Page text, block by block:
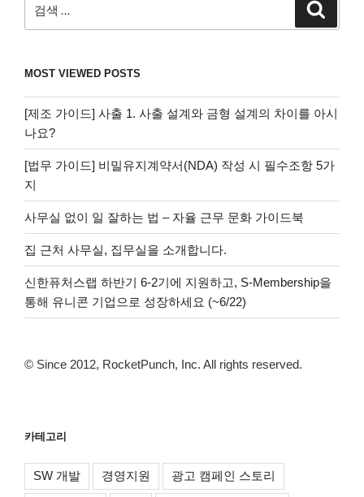
색:
MOST VIEWED POSTS
[제조 가이드] 사출 1. 사출 설계와 금형 설계의 차이를 아시
나요?
[법무 가이드] 비밀유지계약서(NDA) 작성 시 필수조항 5가
지
사무실 없이 일 잘하는 법 – 자율 근무 문화 가이드북
집 근처 사무실, 집무실을 소개합니다.
신한퓨처스랩 하반기 6-2기에 지원하고, S-Membership을
통해 유니콘 기업으로 성장하세요 (~6/22)
© Since 2012, RocketPunch, Inc. All rights reserved.
카테고리
SW 개발 경영지원 광고 캠페인 스토리